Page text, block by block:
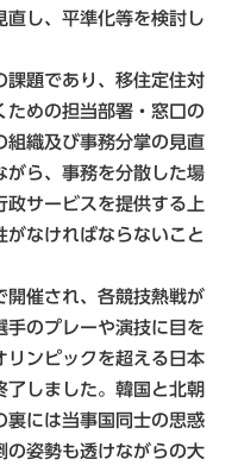
直し、平準化等を検討し
題であり、移住定住対
ための担当部署・窓口の
組織及び事務分掌の見直
がら、事務を分散した場
政サービスを提供する上
がなければならないこと
催され、各競技熱戦が
手のプレーや演技に目を
リンピックを超える日本
了しました。韓国と北朝
裏には当事国同士の思惑
の姿勢も透けながらの大